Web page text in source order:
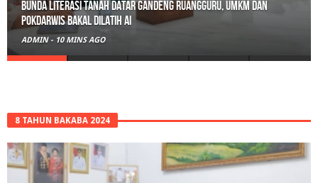
Bunda Literasi Tanah Datar Gandeng Ruangguru, UMKM dan
Pokdarwis Bakal Dilatih AI
ADMIN - 10 MINS AGO
8 TAHUN BAKABA 2024